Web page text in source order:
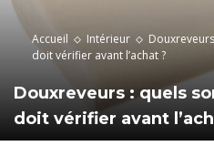
Accueil Intérieur
doit vérifier avant l’achat ?
Douxreveurs : quels
doit vérifier avant